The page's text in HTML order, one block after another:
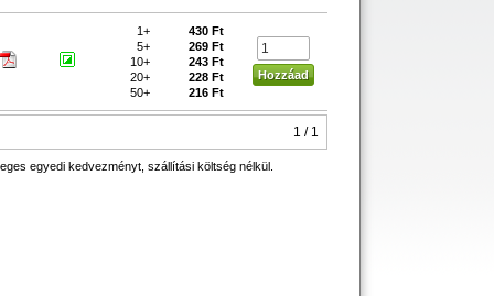
1+
430 Ft
5+
269 Ft
10+
243 Ft
20+
228 Ft
50+
216 Ft
1 / 1
egyedi kedvezményt, szállítási költség nélkül.